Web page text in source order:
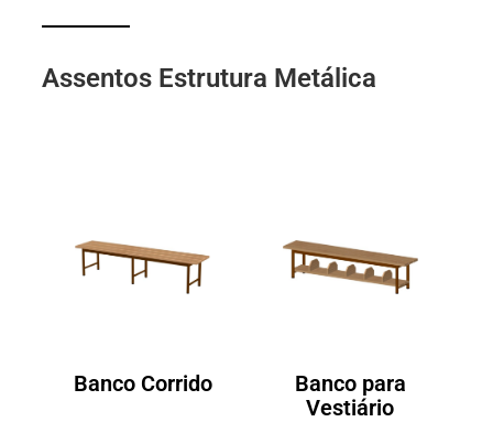
Assentos Estrutura Metálica
Banco Corrido
Banco para
Vestiário